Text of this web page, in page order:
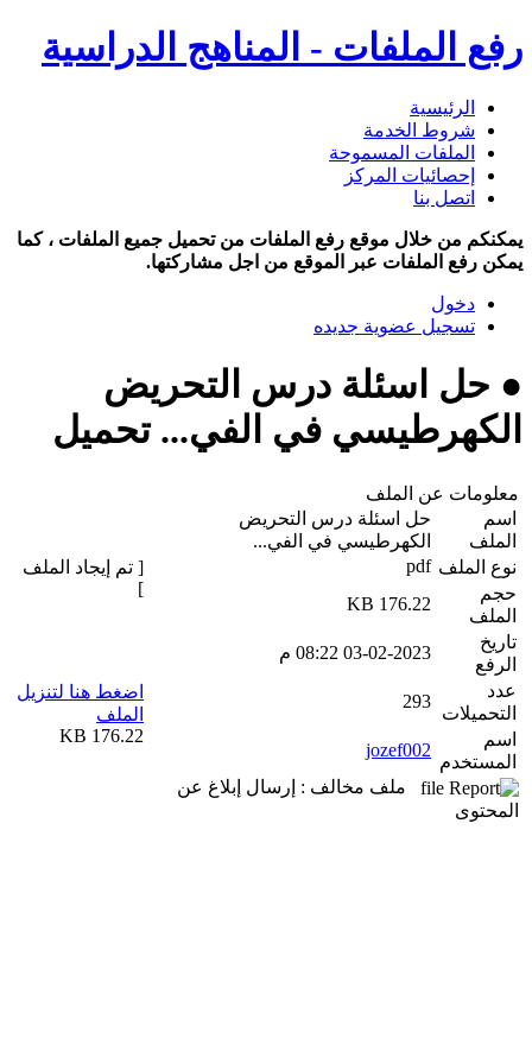
رفع الملفات - المناهج الدراسية
الرئيسية
شروط الخدمة
الملفات المسموحة
إحصائيات المركز
اتصل بنا
يمكنكم من خلال موقع رفع الملفات من تحميل جميع الملفات ، كما
يمكن رفع الملفات عبر الموقع من اجل مشاركتها.
دخول
تسجيل عضوية جديده
● حل اسئلة درس التحريض
الكهرطيسي في الفي... تحميل
معلومات عن الملف
اسم
الملف
حل اسئلة درس التحريض
الكهرطيسي في الفي...
نوع الملف pdf
حجم
الملف
176.22 KB
تاريخ
الرفع
03-02-2023 08:22 م
عدد
التحميلات
293
اسم
المستخدم
jozef002
ملف مخالف : إرسال إبلاغ عن
المحتوى
[ تم إيجاد الملف
]
اضغط هنا لتنزيل
الملف
176.22 KB